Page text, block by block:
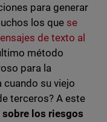
para generar
los que se
de texto al
método
para la
cuando su viejo
terceros? A este
sobre los riesgos